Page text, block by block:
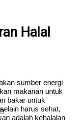
Halal
sumber energi
makanan untuk
bakar untuk
harus sehat,
adalah kehalalan